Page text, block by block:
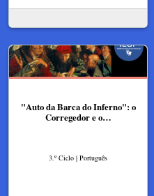
"Auto da Barca do Inferno": o
Corregedor e o…
3.º Ciclo | Português